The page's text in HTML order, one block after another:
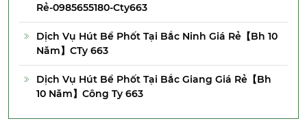
Rẻ-0985655180-Cty663
Dịch Vụ Hút Bể Phốt Tại Bắc Ninh Giá Rẻ【Bh 10
Năm】CTy 663
Dịch Vụ Hút Bể Phốt Tại Bắc Giang Giá Rẻ【Bh
10 Năm】Công Ty 663